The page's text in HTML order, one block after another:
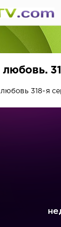
любовь.
318-я